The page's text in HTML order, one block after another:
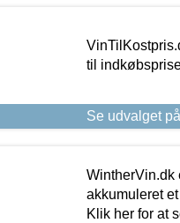
til
Se udvalget
WintherVin.dk
akkumuleret
Klik her for at